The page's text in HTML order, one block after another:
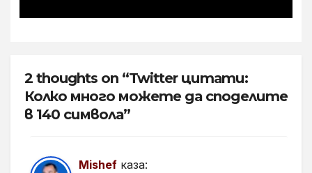
2 thoughts on “Twitter цитати:
Колко много можете да споделите
в 140 символа”
Mishef каза: